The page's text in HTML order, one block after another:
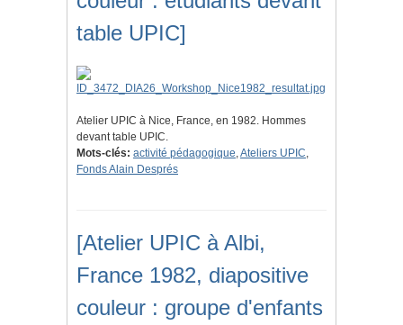
table UPIC]
Atelier UPIC à Nice, France, en 1982. Hommes
devant table UPIC.
Mots-clés: activité pédagogique,Ateliers UPIC,
Fonds Alain Després
[Atelier UPIC à Albi,
France 1982, diapositive
couleur : groupe d'enfants